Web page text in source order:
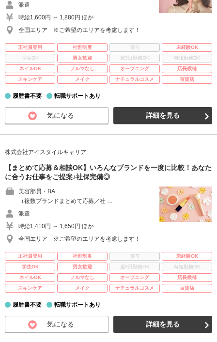
派遣
時給1,600円 ～ 1,880円 ほか
全国エリア ※ご希望のエリアを考慮します！
正社員登用 社割制度 賞与
未経験OK
学生OK
男女歓迎 週3日勤務OK
時短勤務OK
ネイルOK
ノルマなし オープニング
店長候補
スキンケア
メイク ナチュラルコスメ 百貨店
履歴書不要 転職サポートあり
気になる 詳細を見る
株式会社アイスタイルキャリア
【まとめて応募＆相談OK】いろんなブランドを一度に比較！あなた
に合うお仕事をご提案♪社保完備◎
美容部員・BA
（複数ブランドまとめて応募／社 …
派遣
時給1,410円 ～ 1,650円 ほか
全国エリア ※ご希望のエリアを考慮します！
正社員登用 社割制度 賞与
未経験OK
学生OK
男女歓迎 週3日勤務OK
時短勤務OK
ネイルOK
ノルマなし オープニング
店長候補
スキンケア
メイク ナチュラルコスメ 百貨店
履歴書不要 転職サポートあり
気になる 詳細を見る